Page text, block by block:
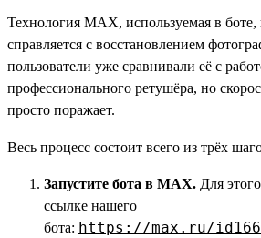
Технология MAX, используемая в боте,
справляется с восстановлением
пользователи уже сравнивали её с
профессионального ретушёра, но
просто поражает.
Весь процесс состоит всего из трёх
Запустите бота в MAX. Для
ссылке нашего
бота: https://max.ru/